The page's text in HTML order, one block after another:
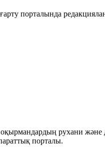
порталында
рухани
порталы.